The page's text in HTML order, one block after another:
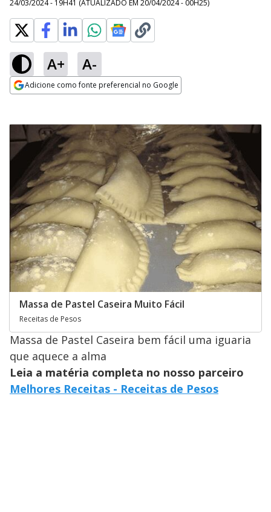
24/03/2024 - 19H41 (ATUALIZADO EM 20/04/2024 - 00H25)
A+ A-
Adicione como fonte preferencial no Google
Massa de Pastel Caseira Muito Fácil
Receitas de Pesos
Massa de Pastel Caseira bem fácil uma iguaria
que aquece a alma
Leia a matéria completa no nosso parceiro
Melhores Receitas - Receitas de Pesos